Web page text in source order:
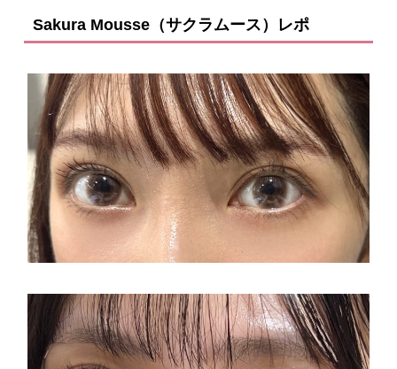
Sakura Mousse（サクラムース）レポ